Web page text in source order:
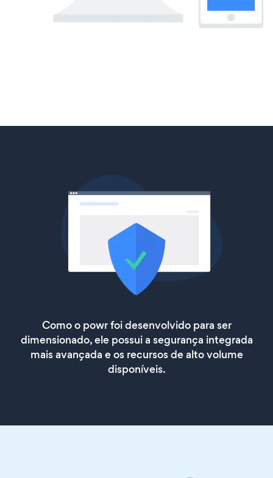
Como o powr foi desenvolvido para ser
dimensionado, ele possui a segurança integrada
mais avançada e os recursos de alto volume
disponíveis.